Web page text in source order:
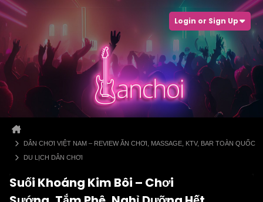
Login or Sign Up
DÂN CHƠI VIỆT NAM – REVIEW ĂN CHƠI, MASSAGE, KTV, BAR TOÀN QUỐC
DU LỊCH DÂN CHƠI
Suối Khoáng Kim Bôi – Chơi